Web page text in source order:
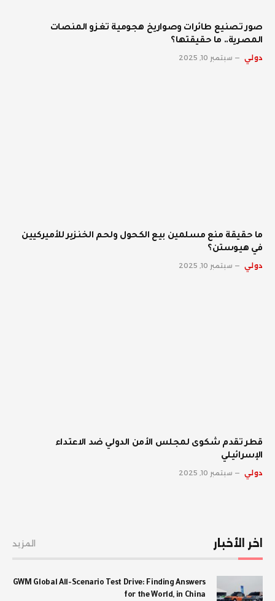
صور تصنيع طائرات وصواريخ هجومية تغزو المنصات
المصرية.. ما حقيقتها؟
دولي سبتمبر 10, 2025
ما حقيقة منع مسلمين بيع الكحول ولحم الخنزير للأميركيين
في هيوستن؟
دولي سبتمبر 10, 2025
قطر تقدم شكوى لمجلس الأمن الدولي ضد الاعتداء
الإسرائيلي
دولي سبتمبر 10, 2025
اخر الأخبار المزيد
GWM Global All-Scenario Test Drive: Finding Answers
for the World, in China